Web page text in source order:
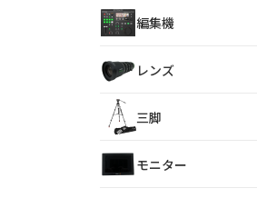
編集機
レンズ
三脚
モニター